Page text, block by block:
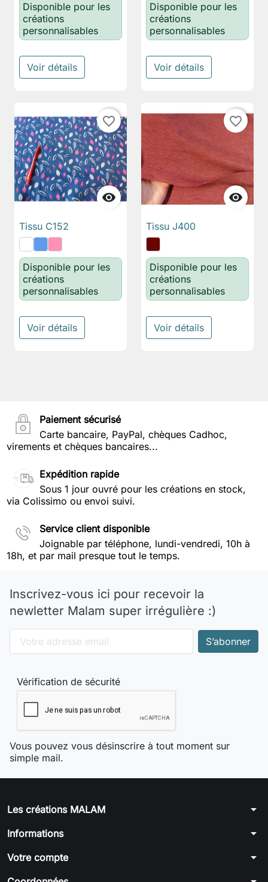
Disponible pour les
créations
personnalisables
Voir détails
Disponible pour les
créations
personnalisables
Voir détails

favorite_border
Tissu C152
Disponible pour les
créations
personnalisables
Voir détails

favorite_border
Tissu J400
Disponible pour les
créations
personnalisables
Voir détails
Paiement sécurisé
Carte bancaire, PayPal, chèques Cadhoc,
virements et chèques bancaires...
Expédition rapide
Sous 1 jour ouvré pour les créations en stock,
via Colissimo ou envoi suivi.
Service client disponible
Joignable par téléphone, lundi-vendredi, 10h à
18h, et par mail presque tout le temps.
Inscrivez-vous ici pour recevoir la
newletter Malam super irrégulière :)
Vérification de sécurité
Vous pouvez vous désinscrire à tout moment sur
simple mail.
Les créations MALAM arrow_drop_down
Informations arrow_drop_down
Votre compte arrow_drop_down